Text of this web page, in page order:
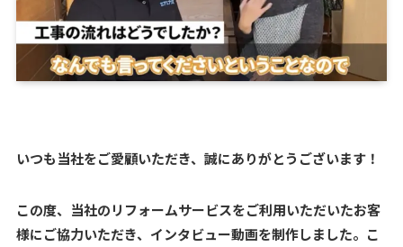
いつも当社をご愛顧いただき、誠にありがとうございます！
この度、当社のリフォームサービスをご利用いただいたお客
様にご協力いただき、インタビュー動画を制作しました。こ